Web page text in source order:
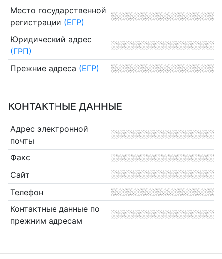
Место государственной
регистрации (ЕГР)
Юридический адрес
(ГРП)
Прежние адреса (ЕГР)
КОНТАКТНЫЕ ДАННЫЕ
Адрес электронной
почты
Факс
Сайт
Телефон
Контактные данные по
прежним адресам